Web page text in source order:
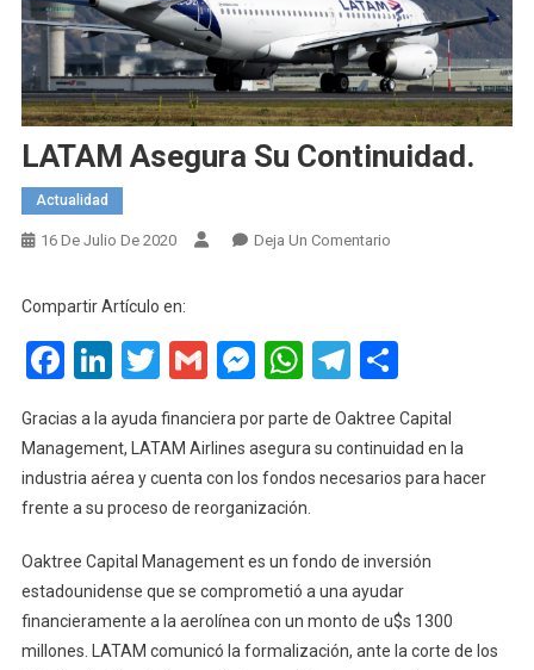
LATAM Asegura Su Continuidad.
Actualidad
16 De Julio De 2020 Deja Un ComentarioEn
Continuidad.
Compartir Artículo en:
Facebook
LinkedIn
Twitter
GmailMessenger
WhatsApp
Telegram
Gracias a la ayuda financiera por parte de Oaktree Capital
Management, LATAM Airlines asegura su continuidad en la
industria aérea y cuenta con los fondos necesarios para hacer
frente a su proceso de reorganización.
Oaktree Capital Management es un fondo de inversión
estadounidense que se comprometió a una ayudar
financieramente a la aerolínea con un monto de u$s 1300
millones. LATAM comunicó la formalización, ante la corte de los